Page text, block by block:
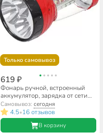
Только самовывоз
619 ₽
Фонарь ручной, встроенный
аккумулятор, зарядка от сети
220 В, пластик, в ассортименте,
3+18 LED
Самовывоз: сегодня
4.5•16 отзывов
В корзину